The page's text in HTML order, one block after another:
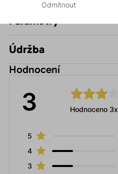
Parametry
Údržba
Hodnocení
3 Hodnoceno 3x
5
4
3
Odmítnout